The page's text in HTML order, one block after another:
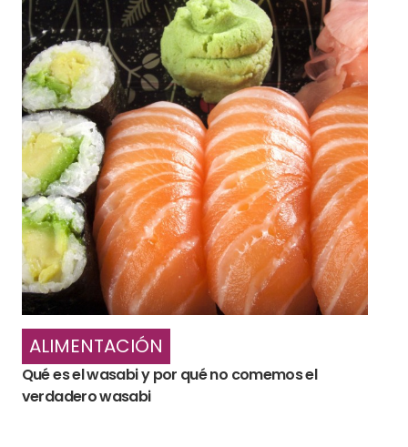
ALIMENTACIÓN
Qué es el wasabi y por qué no comemos el
verdadero wasabi